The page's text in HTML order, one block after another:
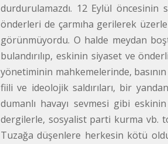
durdurulamazdı. 12 Eylül öncesinin
önderleri de çarmıha gerilerek
görünmüyordu. O halde meydan
bulandırılıp, eskinin siyaset ve
yönetiminin mahkemelerinde,
fiili ve ideolojik saldırıları, bir
dumanlı havayı sevmesi gibi
dergilerle, sosyalist parti kurma vb.
Tuzağa düşenlere herkesin kötü